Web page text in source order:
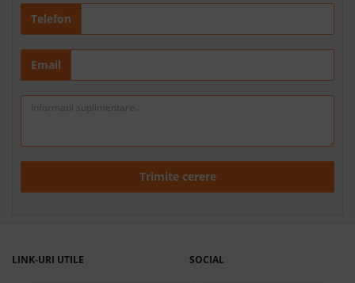
Telefon
Email
Trimite cerere
LINK-URI UTILE SOCIAL